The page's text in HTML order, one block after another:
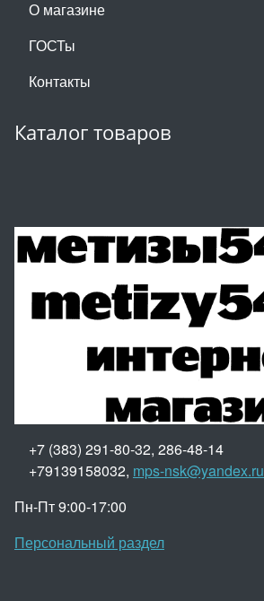
О магазине
ГОСТы
Контакты
Каталог товаров
+7 (383) 291-80-32, 286-48-14
+79139158032, mps-nsk@yandex.ru
Пн-Пт 9:00-17:00
Персональный раздел